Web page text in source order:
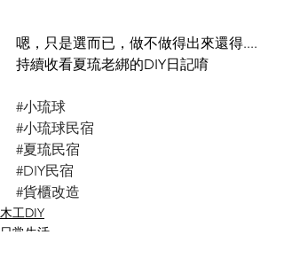
嗯，只是選而已，做不做得出來還得....
持續收看夏琉老綁的DIY日記唷
#小琉球
#小琉球民宿
#夏琉民宿
#DIY民宿
#貨櫃改造
木工DIY
日常生活